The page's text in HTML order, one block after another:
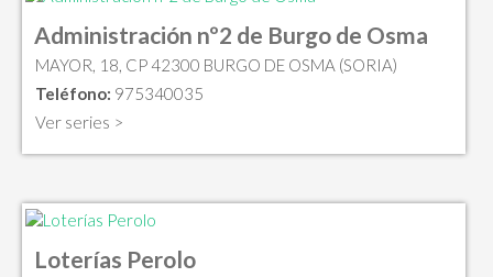
Administración nº2 de Burgo de Osma
MAYOR, 18, CP 42300 BURGO DE OSMA (SORIA)
Teléfono: 975340035
Ver series >
Loterías Perolo